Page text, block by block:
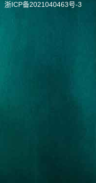
浙ICP备2021040463号-3